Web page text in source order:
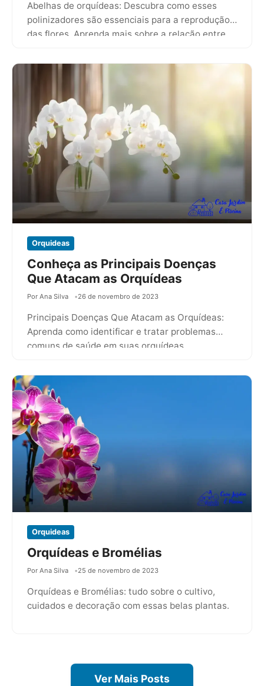
Abelhas de orquídeas: Descubra como esses
polinizadores são essenciais para a reprodução
das flores. Aprenda mais sobre a relação entre…
Orquideas
Conheça as Principais Doenças
Que Atacam as Orquídeas
Por Ana Silva 26 de novembro de 2023
Principais Doenças Que Atacam as Orquídeas:
Aprenda como identificar e tratar problemas
comuns de saúde em suas orquídeas.
Orquideas
Orquídeas e Bromélias
Por Ana Silva 25 de novembro de 2023
Orquídeas e Bromélias: tudo sobre o cultivo,
cuidados e decoração com essas belas plantas.
Ver Mais Posts